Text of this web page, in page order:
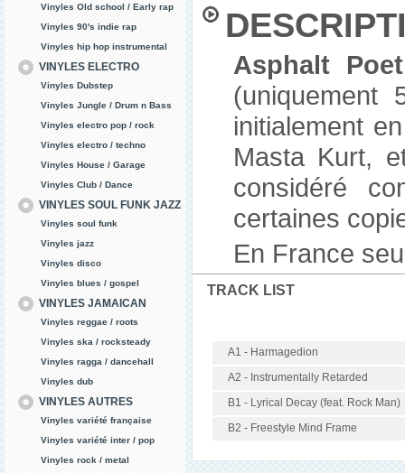
Vinyles Old school / Early rap
Vinyles 90's indie rap
Vinyles hip hop instrumental
VINYLES ELECTRO
Vinyles Dubstep
Vinyles Jungle / Drum n Bass
Vinyles electro pop / rock
Vinyles electro / techno
Vinyles House / Garage
Vinyles Club / Dance
VINYLES SOUL FUNK JAZZ
Vinyles soul funk
Vinyles jazz
Vinyles disco
Vinyles blues / gospel
VINYLES JAMAICAN
Vinyles reggae / roots
Vinyles ska / rocksteady
Vinyles ragga / dancehall
Vinyles dub
VINYLES AUTRES
Vinyles variété française
Vinyles variété inter / pop
Vinyles rock / metal
Asphalt
(uniquement
initialement
Masta Kurt,
considéré
certaines
En France
TRACK LIST
A1 - Harmagedion
A2 - Instrumentally Retarded
B1 - Lyrical Decay (feat. Rock Man)
B2 - Freestyle Mind Frame